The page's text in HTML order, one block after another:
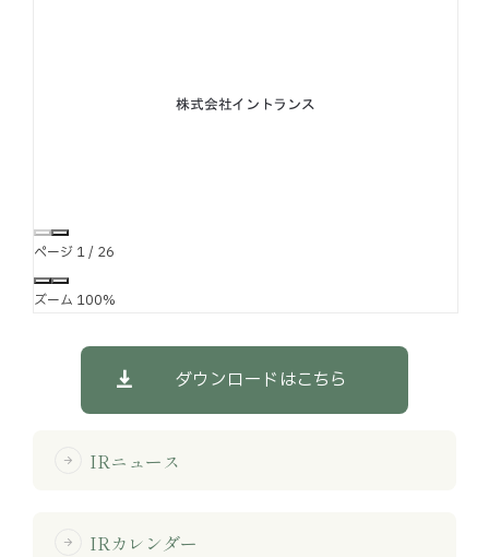
ページ 1/ 26
ズーム 100%
ダウンロードはこちら
arrow_forward IRニュース
arrow_forward IRカレンダー